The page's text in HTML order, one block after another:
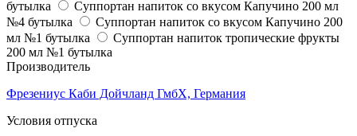
бутылка
Суппортан напиток со вкусом Капучино 200 мл
№4 бутылка
Суппортан напиток со вкусом Капучино 200
мл №1 бутылка
Суппортан напиток тропические фрукты
200 мл №1 бутылка
Производитель
Фрезениус Каби Дойчланд ГмбХ, Германия
Условия отпуска